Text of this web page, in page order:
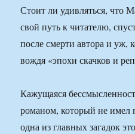
Стоит ли удивляться, что
свой путь к читателю,
после смерти автора и уж,
вождя «эпохи скачков и
Кажущаяся
романом, который не
одна из главных загадок